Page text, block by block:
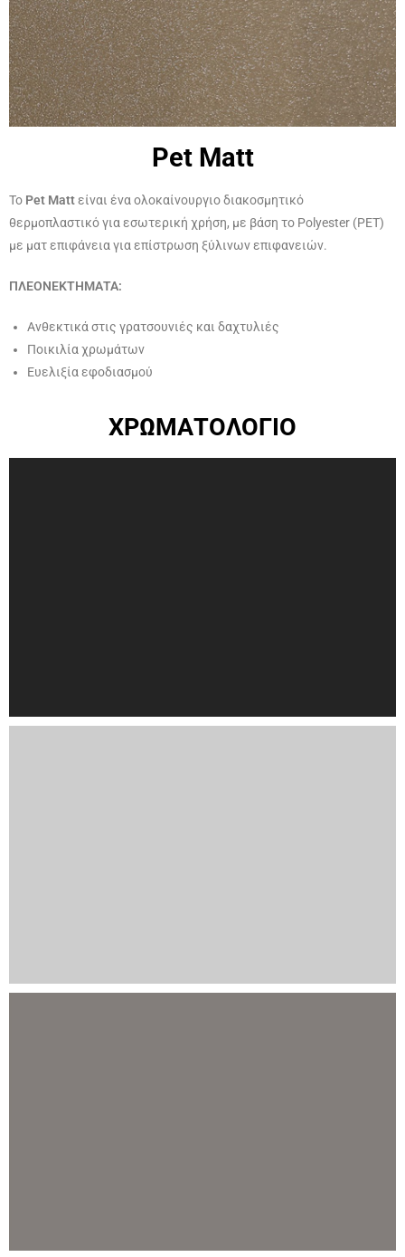
Pet Matt
Το Pet Mattείναι ένα ολοκαίνουργιο διακοσμητικό
θερμοπλαστικό για εσωτερική χρήση, με βάση το Polyester (PET)
με ματ επιφάνεια για επίστρωση ξύλινων επιφανειών.
ΠΛΕΟΝΕΚΤΗΜΑΤΑ:
Ανθεκτικά στις γρατσουνιές και δαχτυλιές
Ποικιλία χρωμάτων
Ευελιξία εφοδιασμού
ΧΡΩΜΑΤΟΛΟΓΙΟ